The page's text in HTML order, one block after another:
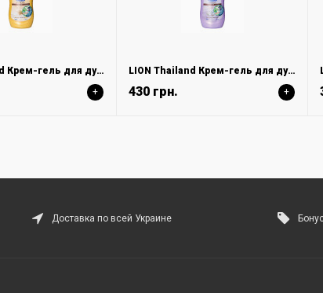
LION Thailand Крем-гель для душа "рисовое молочко" 750 мл
+
LION Thailand Крем-гель для душа "Жемчужный поцелуй" 750 мл
430 грн. +
Доставка по всей Украине